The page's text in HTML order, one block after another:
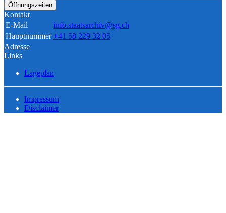
Öffnungszeiten
Kontakt
E-Mail
info.staatsarchiv@sg.ch
Hauptnummer +41 58 229 32 05
Adresse
Links
Lageplan
Impressum
Disclaimer